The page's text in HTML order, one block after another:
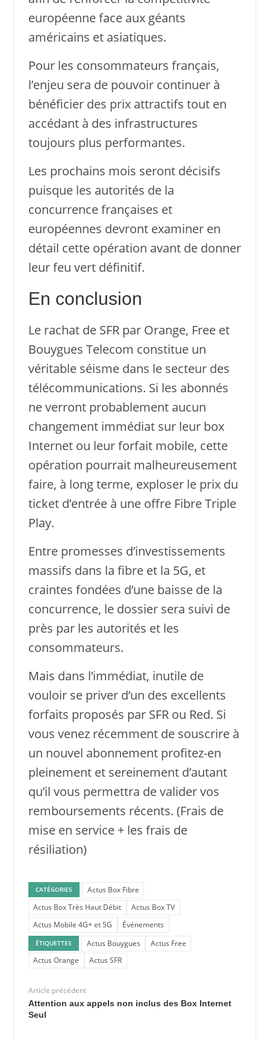
européenne face aux géants
américains et asiatiques.
Pour les consommateurs français,
l’enjeu sera de pouvoir continuer à
bénéficier des prix attractifs tout en
accédant à des infrastructures
toujours plus performantes.
Les prochains mois seront décisifs
puisque les autorités de la
concurrence françaises et
européennes devront examiner en
détail cette opération avant de donner
leur feu vert définitif.
En conclusion
Le rachat de SFR par Orange, Free et
Bouygues Telecom constitue un
véritable séisme dans le secteur des
télécommunications. Si les abonnés
ne verront probablement aucun
changement immédiat sur leur box
Internet ou leur forfait mobile, cette
opération pourrait malheureusement
faire, à long terme, exploser le prix du
ticket d’entrée à une offre Fibre Triple
Play.
Entre promesses d’investissements
massifs dans la fibre et la 5G, et
craintes fondées d’une baisse de la
concurrence, le dossier sera suivi de
près par les autorités et les
consommateurs.
Mais dans l’immédiat, inutile de
vouloir se priver d’un des excellents
forfaits proposés par SFR ou Red. Si
vous venez récemment de souscrire à
un nouvel abonnement profitez-en
pleinement et sereinement d’autant
qu’il vous permettra de valider vos
remboursements récents. (Frais de
mise en service + les frais de
résiliation)
CATÉGORIES
Actus Box Fibre
Actus Box Très Haut Débit
Actus Box TV
Actus Mobile 4G+ et 5G
Événements
ÉTIQUETTES Actus Bouygues
Actus Free
Actus Orange
Actus SFR
Article précédent
Attention aux appels non inclus des Box Internet
Seul